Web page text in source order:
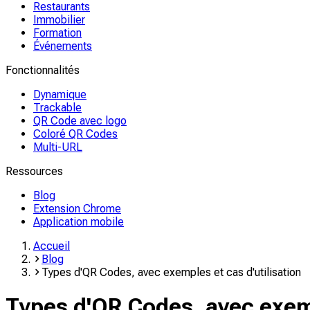
Restaurants
Immobilier
Formation
Événements
Fonctionnalités
Dynamique
Trackable
QR Code avec logo
Coloré QR Codes
Multi-URL
Ressources
Blog
Extension Chrome
Application mobile
Accueil
Blog
Types d'QR Codes, avec exemples et cas d'utilisation